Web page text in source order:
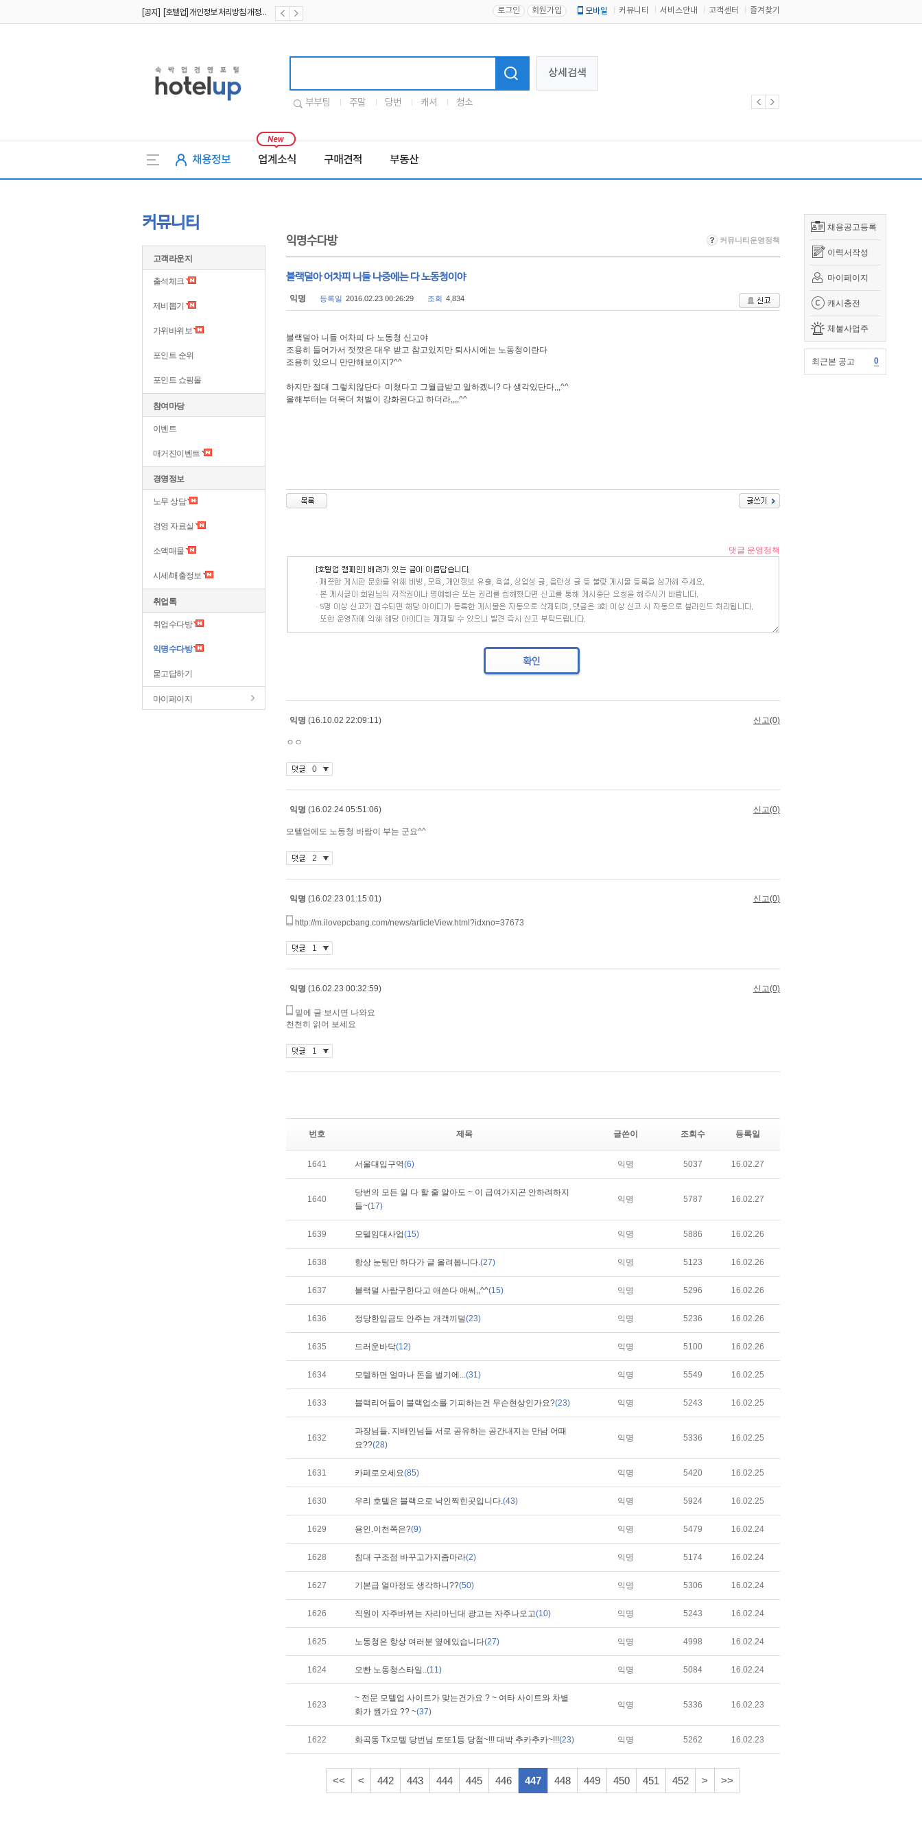
[공지] [호텔업] 개인정보 처리방침 개정본2 (19.09.02) 로그인 회원가입 모바일 커뮤니티 서비스안내 고객센터 즐겨찾기
상세검색
부부팀 주말 당번 캐셔 청소
채용정보 업계소식 구매견적 부동산
채용공고등록
이력서작성
마이페이지
캐시충전
체불사업주
최근본 공고 0
커뮤니티
고객라운지
출석체크
제비뽑기
가위바위보
포인트 순위
포인트 쇼핑몰
참여마당
이벤트
매거진이벤트
경영정보
노무 상담
경영 자료실
소액매물
시세/매출정보
취업톡
취업수다방
익명수다방
묻고답하기
마이페이지
익명수다방 커뮤니티운영정책
블랙덜아 어차피 니들 나중에는 다 노동청이야
익명 등록일 2016.02.23 00:26:29 조회 4,834
블랙덜아 니들 어차피 다 노동청 신고야
조용히 들어가서 젓깟은 대우 받고 참고있지만 퇴사시에는 노동청이란다
조용히 있으니 만만해보이지?^^
하지만 절대 그렇치않단다 미쳤다고 그월급받고 일하겠니? 다 생각있단다,,,^^
올해부터는 더욱더 처벌이 강화된다고 하더라,,,,^^
번호 제목 글쓴이 조회수 등록일
1641 서울대입구역(6) 익명 5037 16.02.27
1640
당번의 모든 일 다 할 줄 알아도 ~ 이 급여가지곤 안하려하지
들~(17)
익명 5787 16.02.27
1639 모텔임대사업(15) 익명 5886 16.02.26
1638 항상 눈팅만 하다가 글 올려봅니다.(27) 익명 5123 16.02.26
1637 블랙덜 사람구한다고 애쓴다 애써,,^^(15) 익명 5296 16.02.26
1636 정당한임금도 안주는 개객끼덜(23) 익명 5236 16.02.26
1635 드러운바닥(12) 익명 5100 16.02.26
1634 모텔하면 얼마나 돈을 벌기에...(31) 익명 5549 16.02.25
1633 블랙리어들이 블랙업소를 기피하는건 무슨현상인가요?(23) 익명 5243 16.02.25
1632
과장님들. 지배인님들 서로 공유하는 공간내지는 만남 어때
요??(28)
익명 5336 16.02.25
1631 카페로오세요(85) 익명 5420 16.02.25
1630 우리 호텔은 블랙으로 낙인찍힌곳입니다.(43) 익명 5924 16.02.25
1629 용인.이천쪽은?(9) 익명 5479 16.02.24
1628 침대 구조점 바꾸고가지좀마라(2) 익명 5174 16.02.24
1627 기본급 얼마정도 생각하니??(50) 익명 5306 16.02.24
1626 직원이 자주바뀌는 자리아닌대 광고는 자주나오고(10) 익명 5243 16.02.24
1625 노동청은 항상 여러분 옆에있습니다(27) 익명 4998 16.02.24
1624 오빤 노동청스타일..(11) 익명 5084 16.02.24
1623
~ 전문 모텔업 사이트가 맞는건가요 ? ~ 여타 사이트와 차별
화가 뭔가요 ?? ~(37)
익명 5336 16.02.23
1622 화곡동 Tx모텔 당번님 로또1등 당첨~!!! 대박 추카추카~!!!(23) 익명 5262 16.02.23
<< < 442 443 444 445 446 447 448 449 450 451 452 > >>